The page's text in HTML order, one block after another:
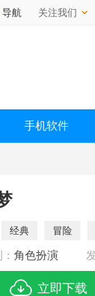
导航 关注我们
手机软件
经典 冒险
角色扮演
立即下载